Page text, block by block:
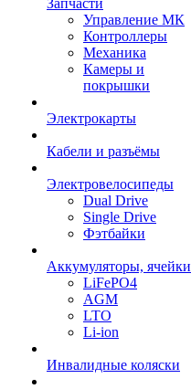
Запчасти
Управление МК
Контроллеры
Механика
Камеры и
покрышки
Электрокарты
Кабели и разъёмы
Электровелосипеды
Dual Drive
Single Drive
Фэтбайки
Аккумуляторы, ячейки
LiFePO4
AGM
LTO
Li-ion
Инвалидные коляски